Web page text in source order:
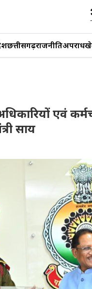
छत्तीसगढ़राजनीतिअपराध
एवं
साय